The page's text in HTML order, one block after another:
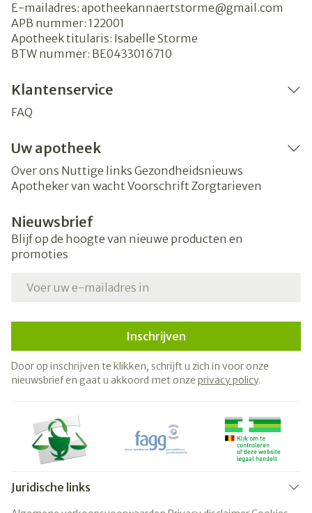
E-mailadres: apotheekannaertstorme@gmail.com
APB nummer: 122001
Apotheek titularis: Isabelle Storme
BTW nummer: BE0433016710
Klantenservice
FAQ
Uw apotheek
Over ons Nuttige links Gezondheidsnieuws
Apotheker van wacht Voorschrift Zorgtarieven
Nieuwsbrief
Blijf op de hoogte van nieuwe producten en
promoties
Inschrijven
Door op inschrijven te klikken, schrijft u zich in voor onze
nieuwsbrief en gaat u akkoord met onze privacy policy.
Juridische links